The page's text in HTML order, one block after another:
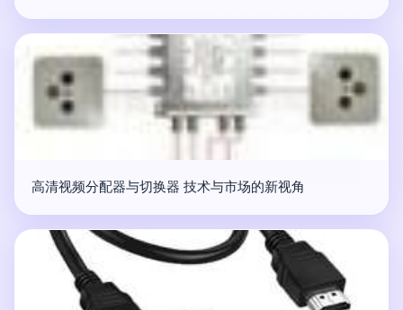
高清视频分配器与切换器 技术与市场的新视角